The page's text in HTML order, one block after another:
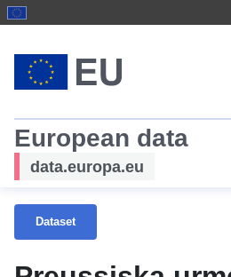
European data
data.europa.eu
Dataset